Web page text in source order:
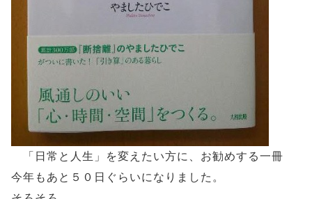
「日常と人生」を変えたい方に、お勧めする一冊
今年もあと５０日ぐらいになりました。